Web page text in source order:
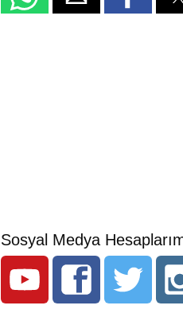
Sosyal Medya